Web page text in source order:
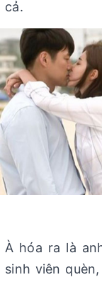
cả.
À hóa ra là
sinh viên